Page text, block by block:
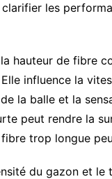
les
hauteur de fibre
influence la
la balle et la
peut rendre la
fibre trop longue
du gazon et le